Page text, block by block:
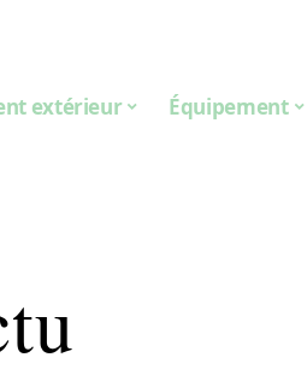
extérieur Équipement